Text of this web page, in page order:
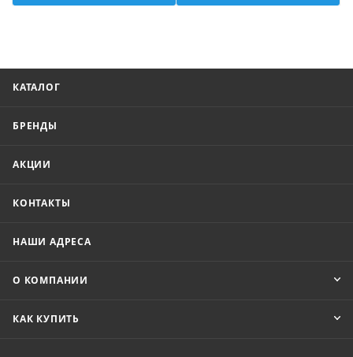
КАТАЛОГ
БРЕНДЫ
АКЦИИ
КОНТАКТЫ
НАШИ АДРЕСА
О КОМПАНИИ
КАК КУПИТЬ